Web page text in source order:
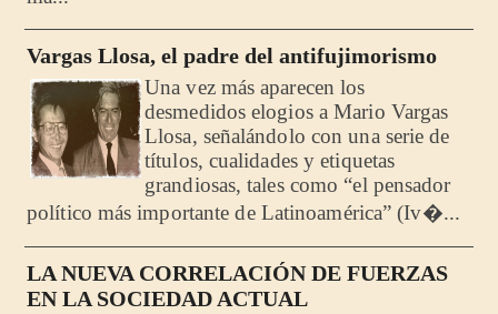
Vargas Llosa, el padre del antifujimorismo
Una vez más aparecen los
desmedidos elogios a Mario Vargas
Llosa, señalándolo con una serie de
títulos, cualidades y etiquetas
grandiosas, tales como “el pensador
político más importante de Latinoamérica” (Iv�...
LA NUEVA CORRELACIÓN DE FUERZAS
EN LA SOCIEDAD ACTUAL